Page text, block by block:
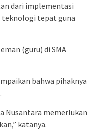
dari implementasi
teknologi tepat guna
(guru) di SMA
bahwa pihaknya
Nusantara memerlukan
katanya.